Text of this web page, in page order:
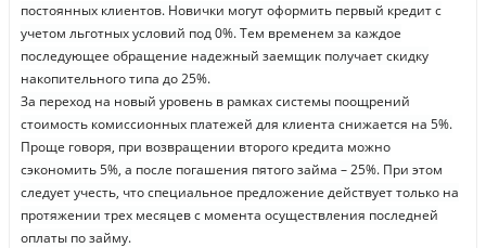
постоянных клиентов. Новички могут оформить первый кредит с
учетом льготных условий под 0%. Тем временем за каждое
последующее обращение надежный заемщик получает скидку
накопительного типа до 25%.
За переход на новый уровень в рамках системы поощрений
стоимость комиссионных платежей для клиента снижается на 5%.
Проще говоря, при возвращении второго кредита можно
сэкономить 5%, а после погашения пятого займа – 25%. При этом
следует учесть, что специальное предложение действует только на
протяжении трех месяцев с момента осуществления последней
оплаты по займу.